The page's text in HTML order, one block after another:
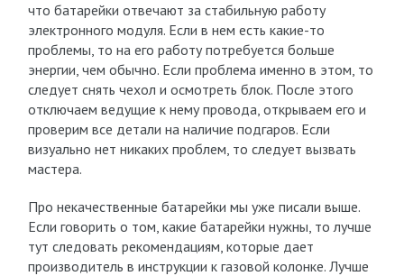
что батарейки отвечают за стабильную работу
электронного модуля. Если в нем есть какие-то
проблемы, то на его работу потребуется больше
энергии, чем обычно. Если проблема именно в этом, то
следует снять чехол и осмотреть блок. После этого
отключаем ведущие к нему провода, открываем его и
проверим все детали на наличие подгаров. Если
визуально нет никаких проблем, то следует вызвать
мастера.
Про некачественные батарейки мы уже писали выше.
Если говорить о том, какие батарейки нужны, то лучше
тут следовать рекомендациям, которые дает
производитель в инструкции к газовой колонке. Лучше